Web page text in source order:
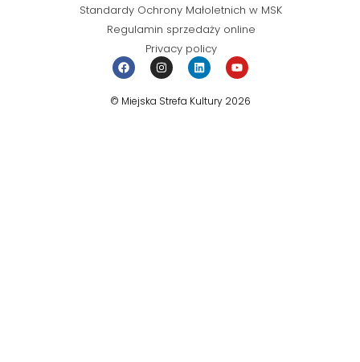
Standardy Ochrony Małoletnich w MSK
Regulamin sprzedaży online
Privacy policy
© Miejska Strefa Kultury 2026